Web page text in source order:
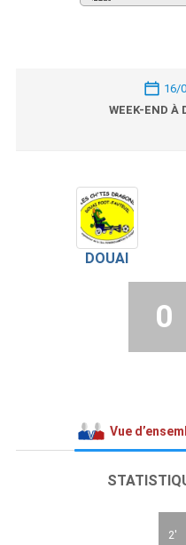
16/
WEEK-END À
DOUAI
0
Vue
2'